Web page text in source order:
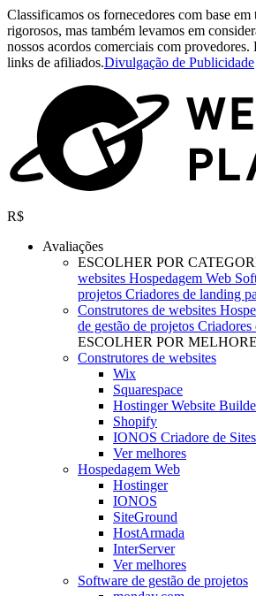
Classificamos os fornecedores com base em
rigorosos, mas também levamos em
nossos acordos comerciais com provedores.
links de afiliados.Divulgação de Publicidade
R$
Avaliações
ESCOLHER POR
websites Hospedagem Web
projetos Criadores de landing
Construtores de websites
de gestão de projetos Criadores
ESCOLHER POR
Construtores de websites
Wix
Squarespace
Hostinger Website
Shopify
IONOS Criadore de Sites
Ver melhores
Hospedagem Web
Hostinger
IONOS
SiteGround
HostArmada
InterServer
Ver melhores
Software de gestão de projetos